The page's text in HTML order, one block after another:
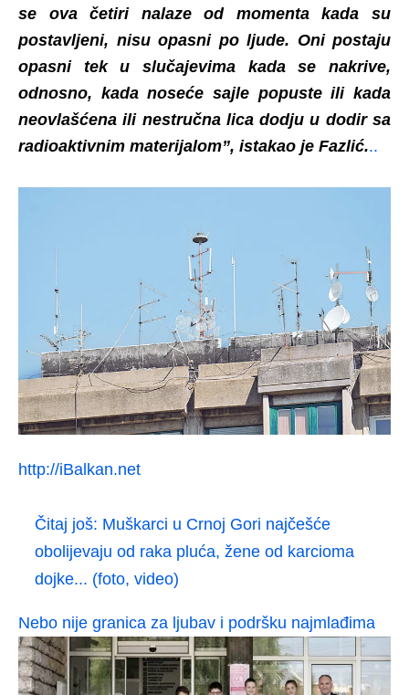
se ova četiri nalaze od momenta kada su
postavljeni, nisu opasni po ljude. Oni postaju
opasni tek u slučajevima kada se nakrive,
odnosno, kada noseće sajle popuste ili kada
neovlašćena ili nestručna lica dodju u dodir sa
radioaktivnim materijalom”, istakao je Fazlić...
http://iBalkan.net
Čitaj još: Muškarci u Crnoj Gori najčešće
obolijevaju od raka pluća, žene od karcioma
dojke... (foto, video)
Nebo nije granica za ljubav i podršku najmlađima